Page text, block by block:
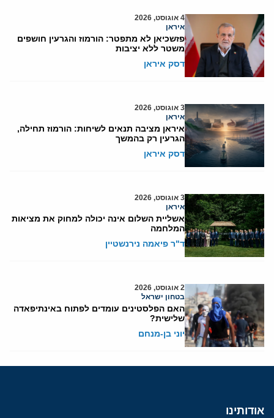
4 אוגוסט, 2026
איראן
פזשכיאן לא מתפטר: הורמוז והגרעין חושפים
משטר ללא יציבות
דסק איראן
3 אוגוסט, 2026
איראן
איראן מציבה תנאים לשיחות: הורמוז תחילה,
הגרעין רק בהמשך
דסק איראן
3 אוגוסט, 2026
איראן
אשליית השלום אינה יכולה למחוק את מציאות
המלחמה
ד"ר פיאמה נירנשטיין
2 אוגוסט, 2026
בטחון ישראל
האם הפלסטינים עומדים לפתוח באינתיפאדה
שלישית?
יוני בן-מנחם
אודותינו